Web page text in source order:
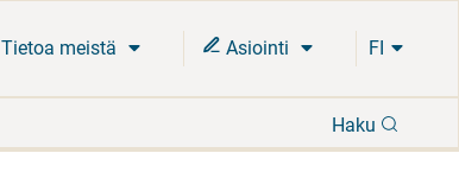
Tietoa meistä Asiointi FI
Haku